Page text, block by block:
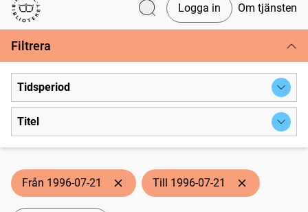
Svenska tidningar
Logga in Om tjänsten
Filtrera
Tidsperiod
Titel
Från 1996-07-21 Till 1996-07-21